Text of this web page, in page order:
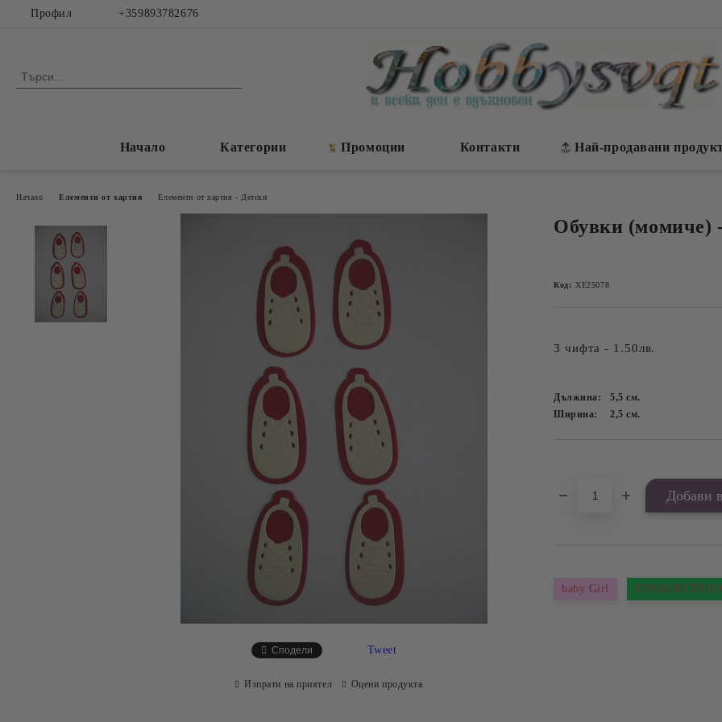
Профил +359893782676
Начало Категории Промоции Контакти Най-продавани
Начало Елементи от хартия Елементи от хартия - Детски
Обувки (момиче)
Код: ХЕ25078
3 чифта - 1.50лв.
Дължина: 5,5см.
Ширина:
2,5см.
baby Girl
Сподели Tweet
Изпрати на приятел Оцени продукта